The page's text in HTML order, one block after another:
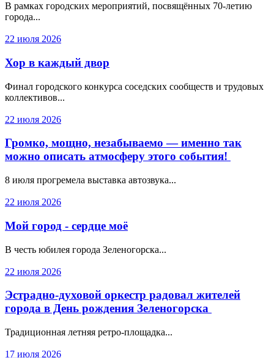
В рамках городских мероприятий, посвящённых 70-летию
города...
22 июля 2026
Хор в каждый двор
Финал городского конкурса соседских сообществ и трудовых
коллективов...
22 июля 2026
Громко, мощно, незабываемо — именно так
можно описать атмосферу этого события!
8 июля прогремела выставка автозвука...
22 июля 2026
Мой город - сердце моё
В честь юбилея города Зеленогорска...
22 июля 2026
Эстрадно-духовой оркестр радовал жителей
города в День рождения Зеленогорска
Традиционная летняя ретро-площадка...
17 июля 2026